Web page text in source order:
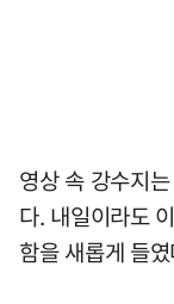
영상 속 강수지
다. 내일이라도
함을 새롭게 들